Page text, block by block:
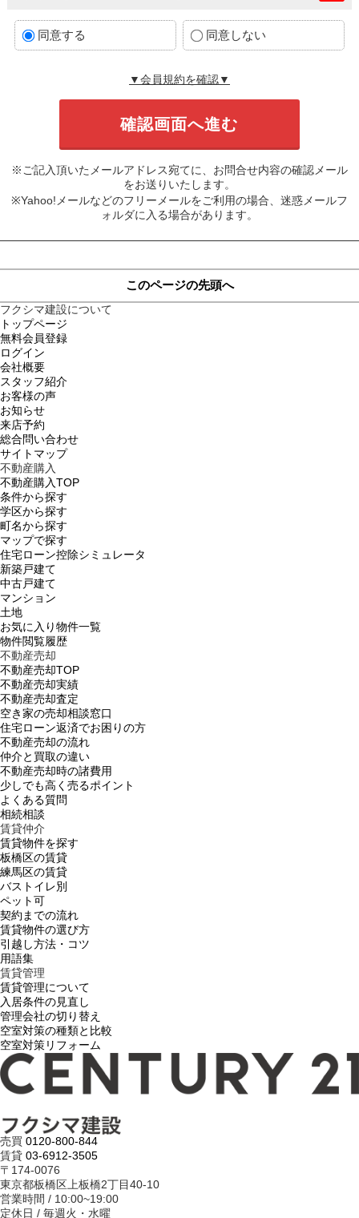
同意する 同意しない
▼会員規約を確認▼
※ご記入頂いたメールアドレス宛てに、お問合せ内容の確認メール
をお送りいたします。
※Yahoo!メールなどのフリーメールをご利用の場合、迷惑メールフ
ォルダに入る場合があります。
このページの先頭へ
フクシマ建設について
トップページ
無料会員登録
ログイン
会社概要
スタッフ紹介
お客様の声
お知らせ
来店予約
総合問い合わせ
サイトマップ
不動産購入
不動産購入TOP
条件から探す
学区から探す
町名から探す
マップで探す
住宅ローン控除シミュレータ
新築戸建て
中古戸建て
マンション
土地
お気に入り物件一覧
物件閲覧履歴
不動産売却
不動産売却TOP
不動産売却実績
不動産売却査定
空き家の売却相談窓口
住宅ローン返済でお困りの方
不動産売却の流れ
仲介と買取の違い
不動産売却時の諸費用
少しでも高く売るポイント
よくある質問
相続相談
賃貸仲介
賃貸物件を探す
板橋区の賃貸
練馬区の賃貸
バストイレ別
ペット可
契約までの流れ
賃貸物件の選び方
引越し方法・コツ
用語集
賃貸管理
賃貸管理について
入居条件の見直し
管理会社の切り替え
空室対策の種類と比較
空室対策リフォーム
売買 0120-800-844
賃貸 03-6912-3505
〒174-0076
東京都板橋区上板橋2丁目40-10
営業時間 / 10:00~19:00
定休日 / 毎週火・水曜